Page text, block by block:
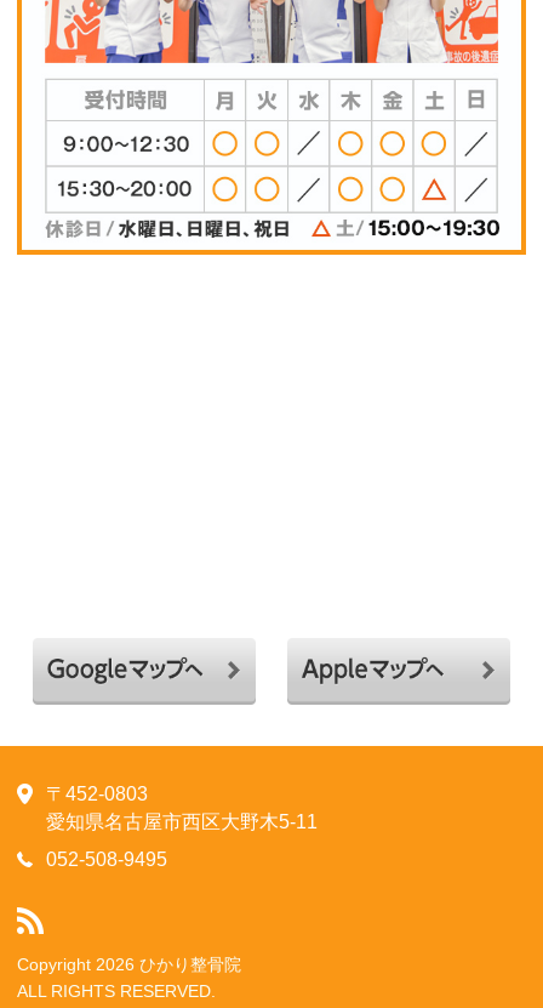
〒452-0803
愛知県名古屋市西区大野木5-11
052-508-9495
Copyright 2026 ひかり整骨院
ALL RIGHTS RESERVED.